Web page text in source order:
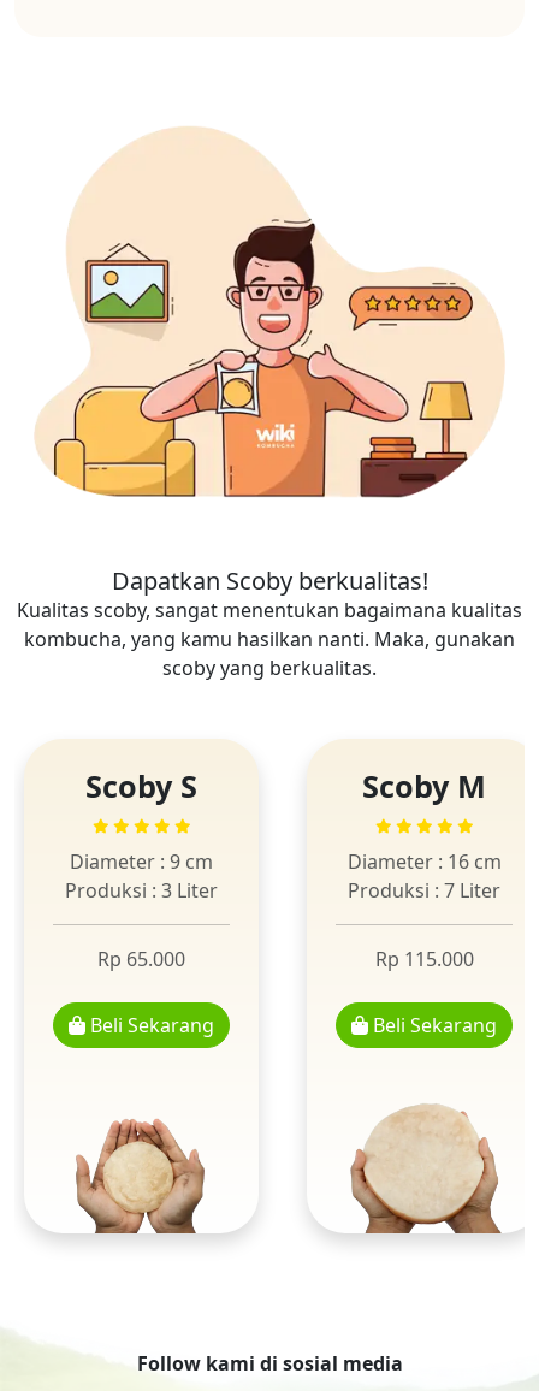
Dapatkan Scoby berkualitas!
Kualitas scoby, sangat menentukan bagaimana kualitas
kombucha, yang kamu hasilkan nanti. Maka, gunakan
scoby yang berkualitas.
Scoby S
Diameter : 9 cm
Produksi : 3 Liter
Rp 65.000
Beli Sekarang
Scoby M
Diameter : 16 cm
Produksi : 7 Liter
Rp 115.000
Beli Sekarang
Follow kami di sosial media